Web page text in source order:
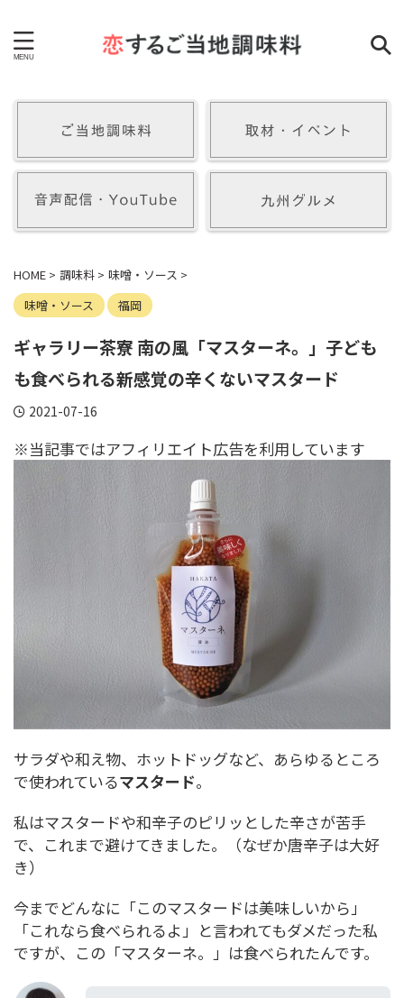
HOME > 調味料 > 味噌・ソース >
味噌・ソース
福岡
ギャラリー茶寮 南の風「マスターネ。」子ども
も食べられる新感覚の辛くないマスタード
2021-07-16
※当記事ではアフィリエイト広告を利用しています
サラダや和え物、ホットドッグなど、あらゆるところ
で使われているマスタード。
私はマスタードや和辛子のピリッとした辛さが苦手
で、これまで避けてきました。（なぜか唐辛子は大好
き）
今までどんなに「このマスタードは美味しいから」
「これなら食べられるよ」と言われてもダメだった私
ですが、この「マスターネ。」は食べられたんです。